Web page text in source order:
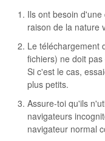
Ils ont besoin
raison de la nature
Le téléchargement
fichiers) ne doit
Si c'est le cas,
plus petits.
Assure-toi qu'ils
navigateurs
navigateur normal